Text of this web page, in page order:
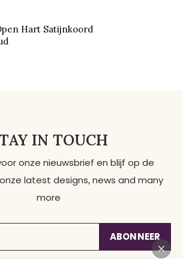
Hart Satijnkoord
IN TOUCH
onze nieuwsbrief en blijf op de
latest designs, news and many
more
ABONNEER